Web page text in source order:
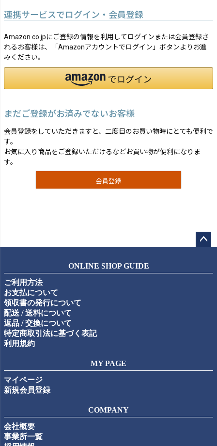
連携サービスでログイン・会員登録
Amazon.co.jpにご登録の情報を利用してログインまたは会員登録さ
れるお客様は、「Amazonアカウントでログイン」ボタンよりお進
みください。
まだご登録がお済みでないお客様
会員登録をしていただきますと、二度目のお買い物時にとても便利で
す。
お気に入り商品をご登録いただけるなどお買い物が便利になりま
す。
会員登録
ップ
ONLINE SHOP GUIDE
ご利用方法
お支払について
領収書の発行について
配送 / 送料について
返品 / 交換について
特定商取引法に基づく表記
利用規約
MY PAGE
マイページ
新規会員登録
COMPANY
会社概要
事業所一覧